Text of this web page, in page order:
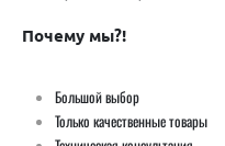
Почему мы?!
Большой выбор
Только качественные товары